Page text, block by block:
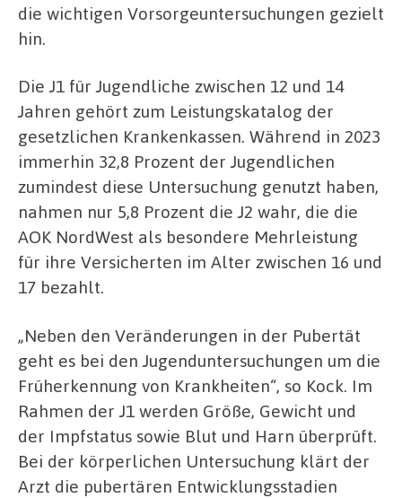
die wichtigen Vorsorgeuntersuchungen gezielt
hin.
Die J1 für Jugendliche zwischen 12 und 14
Jahren gehört zum Leistungskatalog der
gesetzlichen Krankenkassen. Während in 2023
immerhin 32,8 Prozent der Jugendlichen
zumindest diese Untersuchung genutzt haben,
nahmen nur 5,8 Prozent die J2 wahr, die die
AOK NordWest als besondere Mehrleistung
für ihre Versicherten im Alter zwischen 16 und
17 bezahlt.
„Neben den Veränderungen in der Pubertät
geht es bei den Jugenduntersuchungen um die
Früherkennung von Krankheiten“, so Kock. Im
Rahmen der J1 werden Größe, Gewicht und
der Impfstatus sowie Blut und Harn überprüft.
Bei der körperlichen Untersuchung klärt der
Arzt die pubertären Entwicklungsstadien